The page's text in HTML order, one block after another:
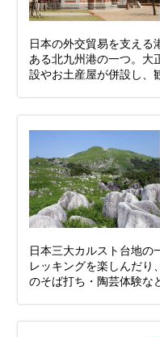
日本の外交貿易を支える
ある北九州港の一つ。大
設やお土産屋が併設し、
日本三大カルスト台地の
レッキングを楽しんだり
のそば打ち・陶芸体験な